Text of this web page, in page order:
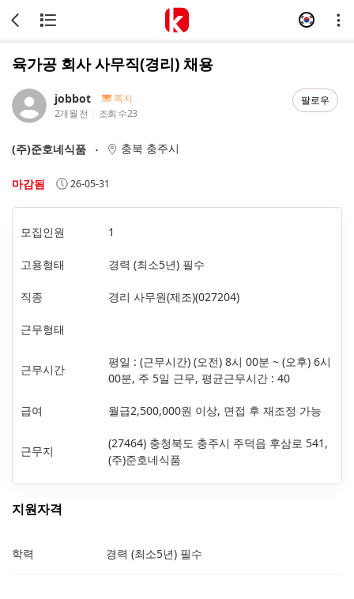
육가공 회사 사무직(경리) 채용
jobbot
쪽지
2개월 전
조회 수23
팔로우
(주)준호네식품 충북 충주시
마감됨 26-05-31
모집인원 1
고용형태 경력 (최소5년) 필수
직종 경리 사무원(제조)(027204)
근무형태
근무시간
평일 : (근무시간) (오전) 8시 00분 ~ (오후) 6시
00분, 주 5일 근무, 평균근무시간 : 40
급여 월급2,500,000원 이상, 면접 후 재조정 가능
근무지
(27464) 충청북도 충주시 주덕읍 후삼로 541,
(주)준호네식품
지원자격
학력 경력 (최소5년) 필수